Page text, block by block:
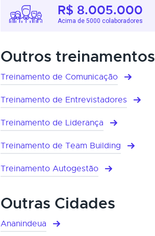
R$ 8.005.000
Acima de 5000 colaboradores
Outros treinamentos
Treinamento de Comunicação
Treinamento de Entrevistadores
Treinamento de Liderança
Treinamento de Team Building
Treinamento Autogestão
Outras Cidades
Ananindeua